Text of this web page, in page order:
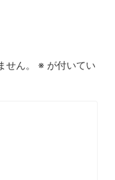
ん。 ※ が付いてい